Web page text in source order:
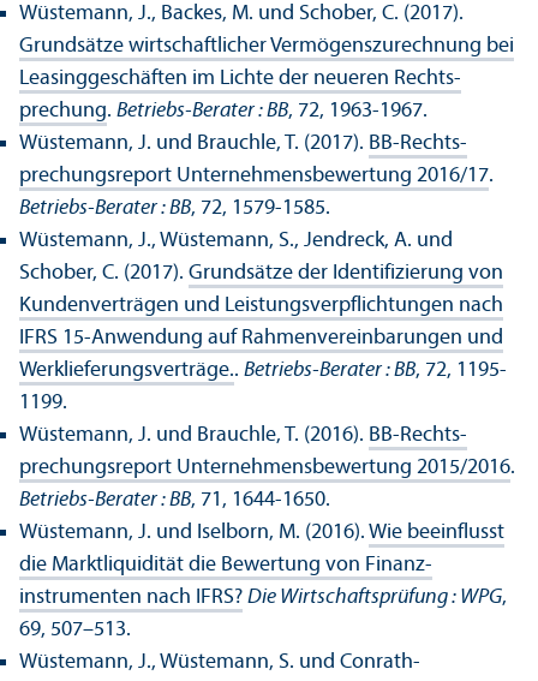
Wüstemann, J., Backes, M. und Schober, C. (2017).
Grundsätze wirtschaft­licher Vermögenszurechnung bei
Leasinggeschäften im Lichte der neueren Rechts­
prechung. Betriebs-Berater : BB, 72, 1963-1967.
Wüstemann, J. und Brauchle, T. (2017). BB-Rechts­
prechungs­report Unter­nehmens­bewertung 2016/17.
Betriebs-Berater : BB, 72, 1579-1585.
Wüstemann, J., Wüstemann, S., Jendreck, A. und
Schober, C. (2017). Grundsätze der Identifizierung von
Kunden­verträgen und Leistungs­verpflichtungen nach
IFRS 15-Anwendung auf Rahmen­vereinbarungen und
Werklieferungs­verträge.. Betriebs-Berater : BB, 72, 1195-
1199.
Wüstemann, J. und Brauchle, T. (2016). BB-Rechts­
prechungs­report Unter­nehmens­bewertung 2015/2016.
Betriebs-Berater : BB, 71, 1644-1650.
Wüstemann, J. und Iselborn, M. (2016). Wie beeinflusst
die Markt­liquidität die Bewertung von Finanz­
instrumenten nach IFRS? Die Wirtschafts­prüfung : WPG,
69, 507–513.
Wüstemann, J., Wüstemann, S. und Conrath-